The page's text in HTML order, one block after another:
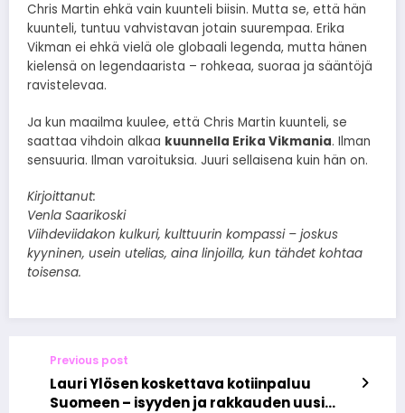
Chris Martin ehkä vain kuunteli biisin. Mutta se, että hän
kuunteli, tuntuu vahvistavan jotain suurempaa. Erika
Vikman ei ehkä vielä ole globaali legenda, mutta hänen
kielensä on legendaarista – rohkeaa, suoraa ja sääntöjä
ravistelevaa.
Ja kun maailma kuulee, että Chris Martin kuunteli, se
saattaa vihdoin alkaa kuunnella Erika Vikmania. Ilman
sensuuria. Ilman varoituksia. Juuri sellaisena kuin hän on.
Kirjoittanut:
Venla Saarikoski
Viihdeviidakon kulkuri, kulttuurin kompassi – joskus
kyyninen, usein utelias, aina linjoilla, kun tähdet kohtaa
toisensa.
Previous post
Lauri Ylösen koskettava kotiinpaluu
Suomeen – isyyden ja rakkauden uusi